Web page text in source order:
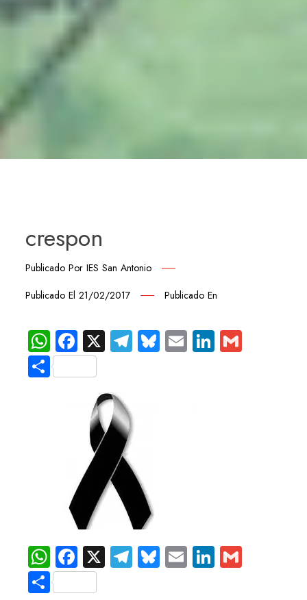
crespon
Publicado PorIES San Antonio
Publicado El21/02/2017 Publicado En
WhatsApp
Facebook
X Telegram
Bluesky
EmailLinkedIn
Compartir
WhatsApp
Facebook
X Telegram
Bluesky
EmailLinkedIn
Compartir